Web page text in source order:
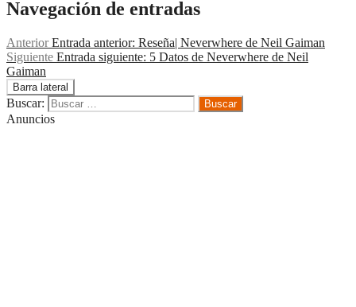
Navegación de entradas
Anterior Entrada anterior: Reseña| Neverwhere de Neil Gaiman
Siguiente Entrada siguiente: 5 Datos de Neverwhere de Neil
Gaiman
Barra lateral
Buscar:
Anuncios